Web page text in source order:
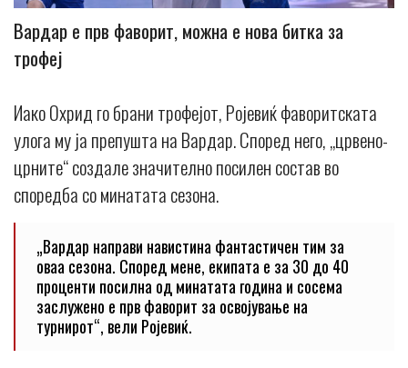
Вардар е прв фаворит, можна е нова битка за
трофеј
Иако Охрид го брани трофејот, Ројевиќ фаворитската
улога му ја препушта на Вардар. Според него, „црвено-
црните“ создале значително посилен состав во
споредба со минатата сезона.
„Вардар направи навистина фантастичен тим за
оваа сезона. Според мене, екипата е за 30 до 40
проценти посилна од минатата година и сосема
заслужено е прв фаворит за освојување на
турнирот“, вели Ројевиќ.